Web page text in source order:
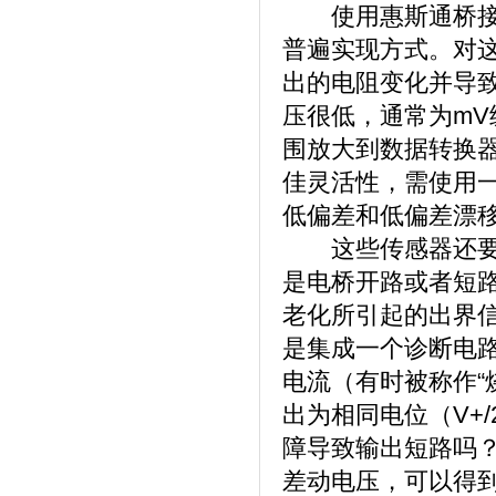
使用惠斯通桥接
普遍实现方式。对
出的电阻变化并导
压很低，通常为
围放大到数据转换
佳灵活性，需使用
低偏差和低偏差漂
这些传感器还要
是电桥开路或者短
老化所引起的出界
是集成一个诊断电
电流（有时被称作
出为相同电位（
障导致输出短路吗
差动电压，可以得